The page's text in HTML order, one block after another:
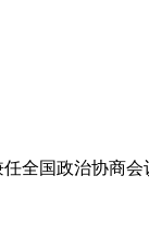
全国政治协商